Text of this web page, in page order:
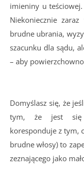
imieniny u
Niekoniecznie
brudne ubrania,
szacunku dla sądu,
– aby
Domyślasz się, że
tym, że jest się
koresponduje z tym,
brudne włosy) to
zeznającego jako